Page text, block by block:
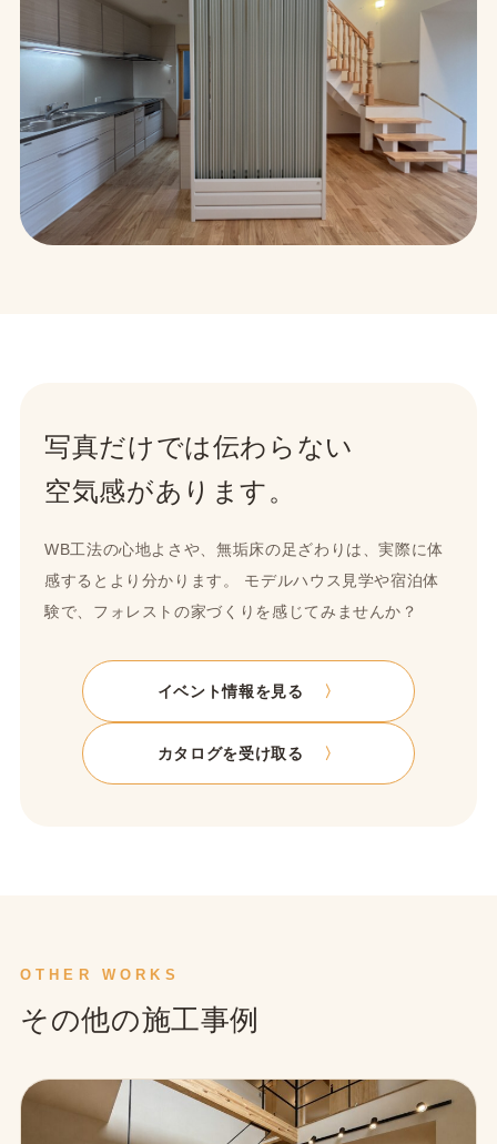
写真だけでは伝わらない
空気感があります。
WB工法の心地よさや、無垢床の足ざわりは、実際に体
感するとより分かります。 モデルハウス見学や宿泊体
験で、フォレストの家づくりを感じてみませんか？
イベント情報を見る
カタログを受け取る
OTHER WORKS
その他の施工事例